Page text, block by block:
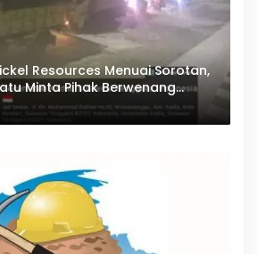
Resources Menuai Sorotan,
Minta Pihak Berwenang